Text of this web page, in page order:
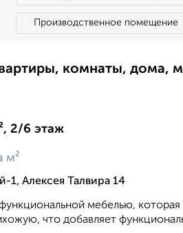
Производственное помещение
комнаты, дома,
2/6 этаж
м²
Алексея Талвира 14
мебелью,
что добавляет